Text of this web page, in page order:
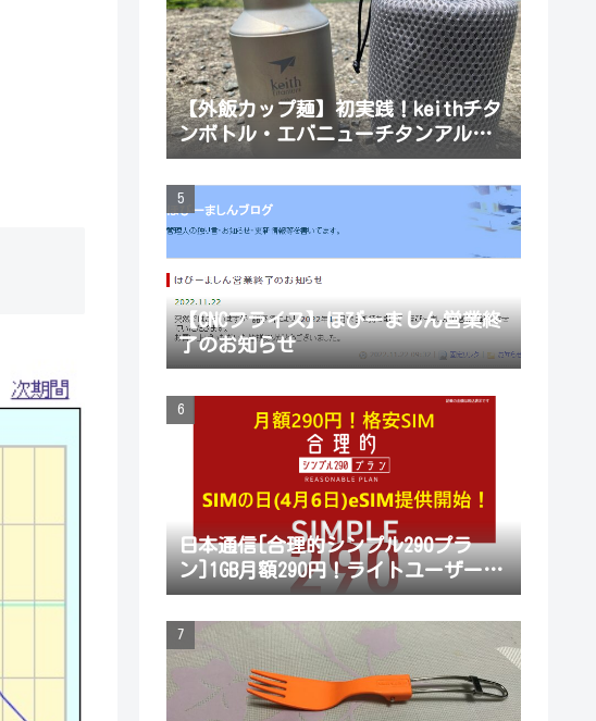
【外飯カップ麺】初実践！keithチタ
ンボトル・エバニューチタンアルコ
ールストーブEBY254・チタンマグ
450mlにオールインワン湯沸かしセッ
トで昼飯食ってきたよ
【CNCフライス】ほびーましん営業終
了のお知らせ
日本通信[合理的シンプル290プラ
ン]1GB月額290円！ライトユーザー待
望の最適プラン登場！プラン変更も
可能に！eSIM提供開始！通話定額オ
プション月70分通話390円！